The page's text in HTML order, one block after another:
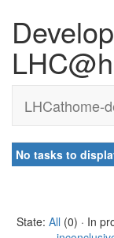
LHCathome-
No tasks to
State: All (0) · In